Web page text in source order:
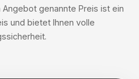
genannte Preis ist ein
und bietet Ihnen volle